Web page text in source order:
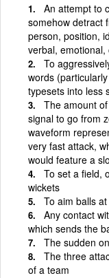
An attempt to
somehow detract
person, position,
verbal,
To
words
typesets into less
The amount
signal to go from
waveform
very fast attack,
would feature a
To set a field,
wickets
To aim balls
Any contact
which sends the
The sudden
The three
of a team